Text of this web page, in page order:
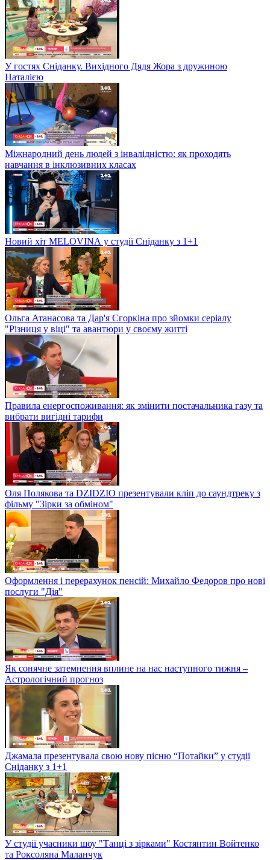
У гостях Сніданку. Вихідного Дядя Жора з дружиною
Наталією
Міжнародний день людей з інвалідністю: як проходять
навчання в інклюзивних класах
Новий хіт MELOVINА у студії Сніданку з 1+1
Ольга Атанасова та Дар'я Єгоркіна про зйомки серіалу
"Різниця у віці" та авантюри у своєму житті
Правила енергоспоживання: як змінити постачальника газу та
вибрати вигідні тарифи
Оля Полякова та DZIDZIO презентували кліп до саундтреку з
фільму "Зірки за обміном"
Оформлення і перерахунок пенсій: Михайло Федоров про нові
послуги "Дія"
Як сонячне затемнення вплине на нас наступного тижня –
Астрологічний прогноз
Джамала презентувала свою нову пісню “Потайки” у студії
Сніданку з 1+1
У студії учасники шоу "Танці з зірками" Костянтин Войтенко
та Роксоляна Маланчук